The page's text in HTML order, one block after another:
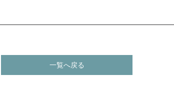
一覧へ戻る